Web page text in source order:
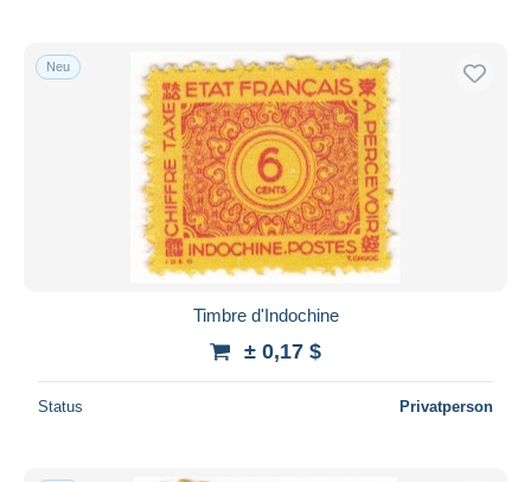
Neu
Timbre d'Indochine
± 0,17 $
Status Privatperson